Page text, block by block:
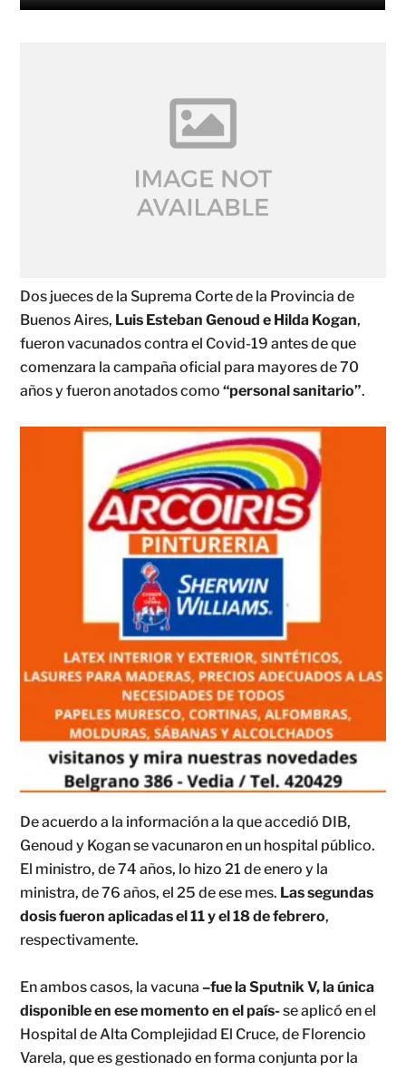
Dos jueces de la Suprema Corte de la Provincia de
Buenos Aires, Luis Esteban Genoud e Hilda Kogan,
fueron vacunados contra el Covid-19 antes de que
comenzara la campaña oficial para mayores de 70
años y fueron anotados como “personal sanitario”.
De acuerdo a la información a la que accedió DIB,
Genoud y Kogan se vacunaron en un hospital público.
El ministro, de 74 años, lo hizo 21 de enero y la
ministra, de 76 años, el 25 de ese mes. Las segundas
dosis fueron aplicadas el 11 y el 18 de febrero,
respectivamente.
En ambos casos, la vacuna–fue la Sputnik V, la única
disponible en ese momento en el país-se aplicó en el
Hospital de Alta Complejidad El Cruce, de Florencio
Varela, que es gestionado en forma conjunta por la